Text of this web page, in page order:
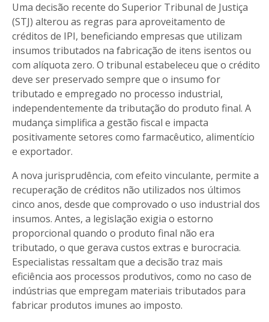
Uma decisão recente do Superior Tribunal de Justiça
(STJ) alterou as regras para aproveitamento de
créditos de IPI, beneficiando empresas que utilizam
insumos tributados na fabricação de itens isentos ou
com alíquota zero. O tribunal estabeleceu que o crédito
deve ser preservado sempre que o insumo for
tributado e empregado no processo industrial,
independentemente da tributação do produto final. A
mudança simplifica a gestão fiscal e impacta
positivamente setores como farmacêutico, alimentício
e exportador.
A nova jurisprudência, com efeito vinculante, permite a
recuperação de créditos não utilizados nos últimos
cinco anos, desde que comprovado o uso industrial dos
insumos. Antes, a legislação exigia o estorno
proporcional quando o produto final não era
tributado, o que gerava custos extras e burocracia.
Especialistas ressaltam que a decisão traz mais
eficiência aos processos produtivos, como no caso de
indústrias que empregam materiais tributados para
fabricar produtos imunes ao imposto.